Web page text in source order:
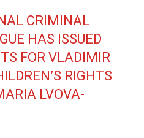
CRIMINAL
HAS ISSUED
FOR VLADIMIR
RIGHTS
LVOVA-